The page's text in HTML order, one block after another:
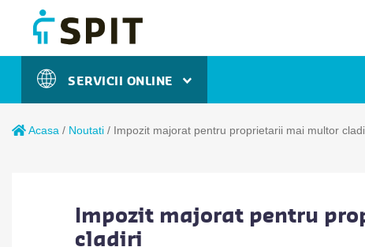
SERVICII ONLINE
Acasa / Noutati / Impozit majorat pentru proprietarii mai multor
Impozit majorat pentru
cladiri